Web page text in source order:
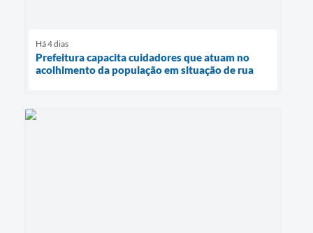
Há 4 dias
Prefeitura capacita cuidadores que atuam no
acolhimento da população em situação de rua